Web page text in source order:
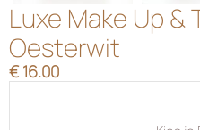
Luxe Make Up &
Oesterwit
€16.00